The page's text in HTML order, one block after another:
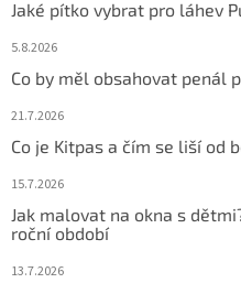
Jaké pítko vybrat pro láhev
5.8.2026
Co by měl obsahovat penál
21.7.2026
Co je Kitpas a čím se liší od
15.7.2026
Jak malovat na okna s
roční období
13.7.2026